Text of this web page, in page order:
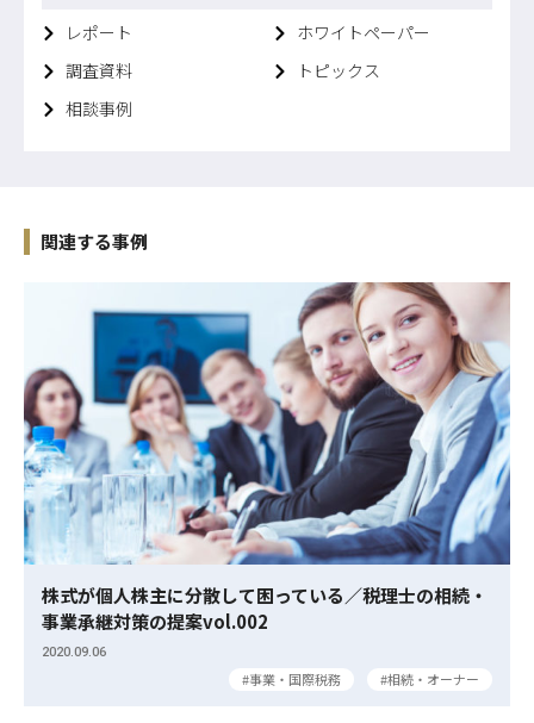
レポート
ホワイトペーパー
調査資料
トピックス
相談事例
関連する事例
株式が個人株主に分散して困っている／税理士の相続・
事業承継対策の提案vol.002
2020.09.06
事業・国際税務 相続・オーナー